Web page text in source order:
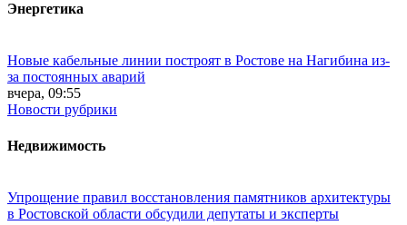
Энергетика
Новые кабельные линии построят в Ростове на Нагибина из-
за постоянных аварий
вчера, 09:55
Новости рубрики
Недвижимость
Упрощение правил восстановления памятников архитектуры
в Ростовской области обсудили депутаты и эксперты